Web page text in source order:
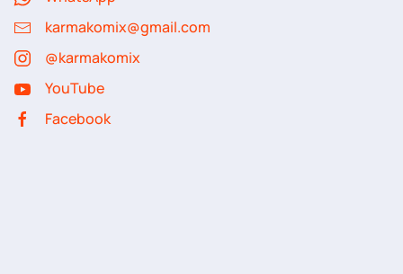
karmakomix@gmail.com
@karmakomix
YouTube
Facebook